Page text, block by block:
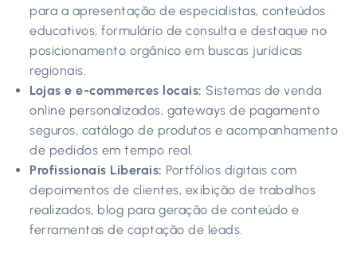
para a apresentação de especialistas, conteúdos
educativos, formulário de consulta e destaque no
posicionamento orgânico em buscas jurídicas
regionais.
Lojas e e-commerces locais: Sistemas de venda
online personalizados, gateways de pagamento
seguros, catálogo de produtos e acompanhamento
de pedidos em tempo real.
Profissionais Liberais: Portfólios digitais com
depoimentos de clientes, exibição de trabalhos
realizados, blog para geração de conteúdo e
ferramentas de captação de leads.